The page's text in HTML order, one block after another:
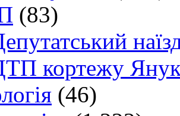
(83)
кортежу
(46)